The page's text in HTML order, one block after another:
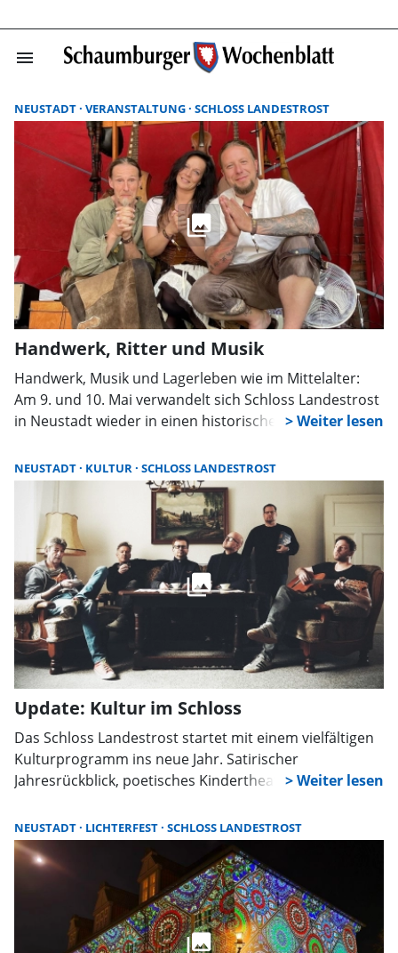
menu
NEUSTADT VERANSTALTUNG SCHLOSS LANDESTROST
Handwerk, Ritter und Musik
Handwerk, Musik und Lagerleben wie im Mittelalter:
Am 9. und 10. Mai verwandelt sich Schloss Landestrost
in Neustadt wieder in einen historischen Markt mit
und Angeboten für Kinder.
NEUSTADT KULTUR SCHLOSS LANDESTROST
Update: Kultur im Schloss
Das Schloss Landestrost startet mit einem vielfältigen
Kulturprogramm ins neue Jahr. Satirischer
Jahresrückblick, poetisches Kindertheater und ein
auf dem Programm. Karten gibt es im Vorverkauf und
an der Abendkasse.
NEUSTADT LICHTERFEST SCHLOSS LANDESTROST